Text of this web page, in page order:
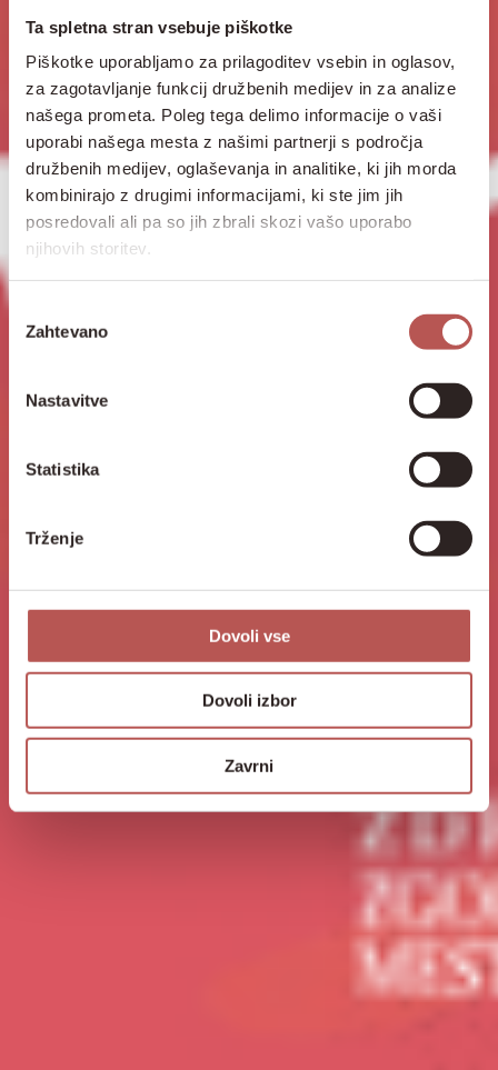
Ta spletna stran vsebuje piškotke
Piškotke uporabljamo za prilagoditev vsebin in oglasov,
za zagotavljanje funkcij družbenih medijev in za analize
našega prometa. Poleg tega delimo informacije o vaši
uporabi našega mesta z našimi partnerji s področja
družbenih medijev, oglaševanja in analitike, ki jih morda
kombinirajo z drugimi informacijami, ki ste jim jih
posredovali ali pa so jih zbrali skozi vašo uporabo
njihovih storitev.
Izbira
soglasja
Zahtevano
Nastavitve
Statistika
Trženje
Dovoli vse
Dovoli izbor
Zavrni